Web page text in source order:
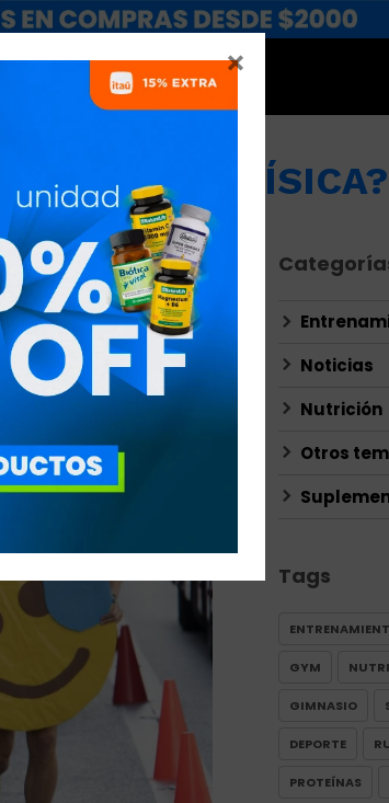

NUTRICIONISTAS
ACTIVIDAD FÍSICA?
Noticias
Nutrición
Otros
Tags
GYM
GIMNASIO
DEPORTE
PROTEÍNAS